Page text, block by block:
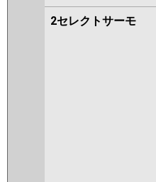
2セレクトサーモ